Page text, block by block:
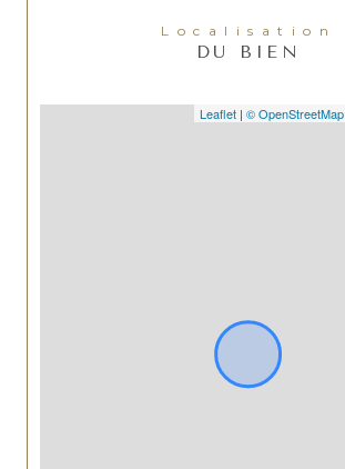
Localisation
DU BIEN
Leaflet | © OpenStreetMap